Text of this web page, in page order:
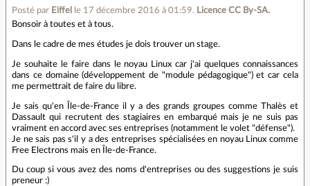
Posté par Eiffel le 17 décembre 2016 à 01:59. Licence CC By‑SA.
Bonsoir à toutes et à tous.
Dans le cadre de mes études je dois trouver un stage.
Je souhaite le faire dans le noyau Linux car j'ai quelques connaissances
dans ce domaine (développement de "module pédagogique") et car cela
me permettrait de faire du libre.
Je sais qu'en Île-de-France il y a des grands groupes comme Thalès et
Dassault qui recrutent des stagiaires en embarqué mais je ne suis pas
vraiment en accord avec ses entreprises (notamment le volet "défense").
Je ne sais pas s'il y a des entreprises spécialisées en noyau Linux comme
Free Electrons mais en Île-de-France.
Du coup si vous avez des noms d'entreprises ou des suggestions je suis
preneur :)